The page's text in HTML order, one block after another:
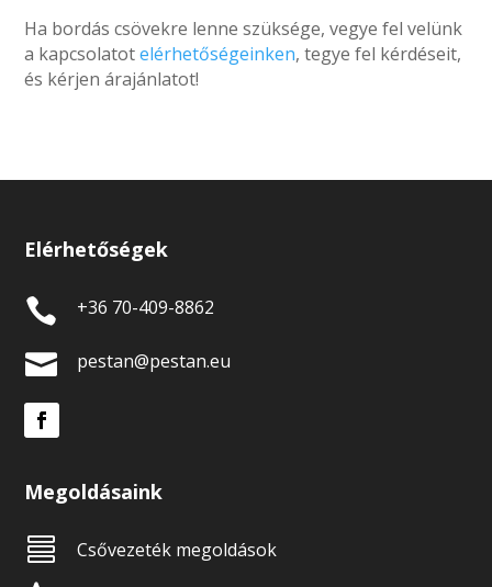
Ha bordás csövekre lenne szüksége, vegye fel velünk
a kapcsolatotelérhetőségeinken, tegye fel kérdéseit,
és kérjen árajánlatot!
Elérhetőségek
 +36 70-409-8862
 pestan@pestan.eu
Megoldásaink
 Csővezeték megoldások